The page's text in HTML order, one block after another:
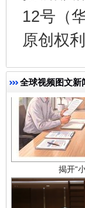
12号（
原创权
全球视频图文新
揭开“